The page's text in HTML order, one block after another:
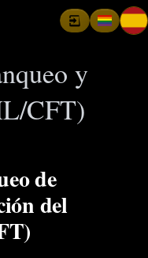
y
CFT)
de
del